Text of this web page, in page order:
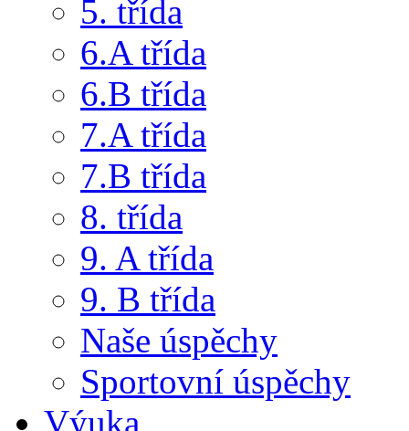
5. třída
6.A třída
6.B třída
7.A třída
7.B třída
8. třída
9. A třída
9. B třída
Naše úspěchy
Sportovní úspěchy
Výuka